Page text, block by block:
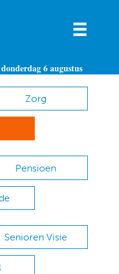
donderdag 6 augustus
Zorg
Pensioen
Senioren Visie